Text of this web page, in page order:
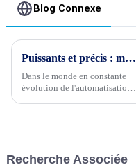
Blog Connexe
Puissants et précis : moteurs pas à pas à aimant permanent hautes performances
Dans le monde en constante
évolution de l'automatisation
engagement envers
Recherche Associée